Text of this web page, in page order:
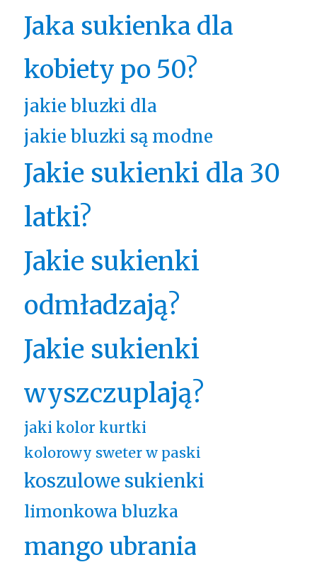
Jaka sukienka dla
kobiety po 50?
jakie bluzki dla
jakie bluzki są modne
Jakie sukienki dla 30
latki?
Jakie sukienki
odmładzają?
Jakie sukienki
wyszczuplają?
jaki kolor kurtki
kolorowy sweter w paski
koszulowe sukienki
limonkowa bluzka
mango ubrania